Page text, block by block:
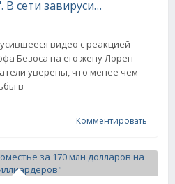
"Развод неизбежен". В сети завирусилось видео с реакцией миллиардера Джеффа Безоса на его жену Лорен Санчес
видео с реакцией
Безоса на его жену Лорен
уверены, что менее чем
в
Комментировать